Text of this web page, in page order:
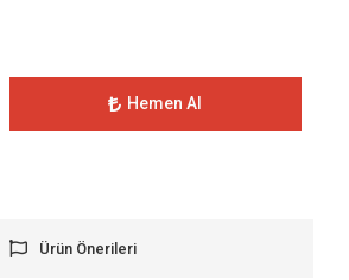
Hemen Al
Ürün Önerileri